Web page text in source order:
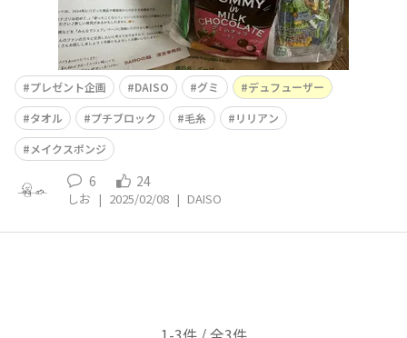
プレゼント企画 DAISO グミ
デュフューザー
タオル
プチブロック 毛糸
リリアン
メイクスポンジ
6 24
しお | 2025/02/08 | DAISO